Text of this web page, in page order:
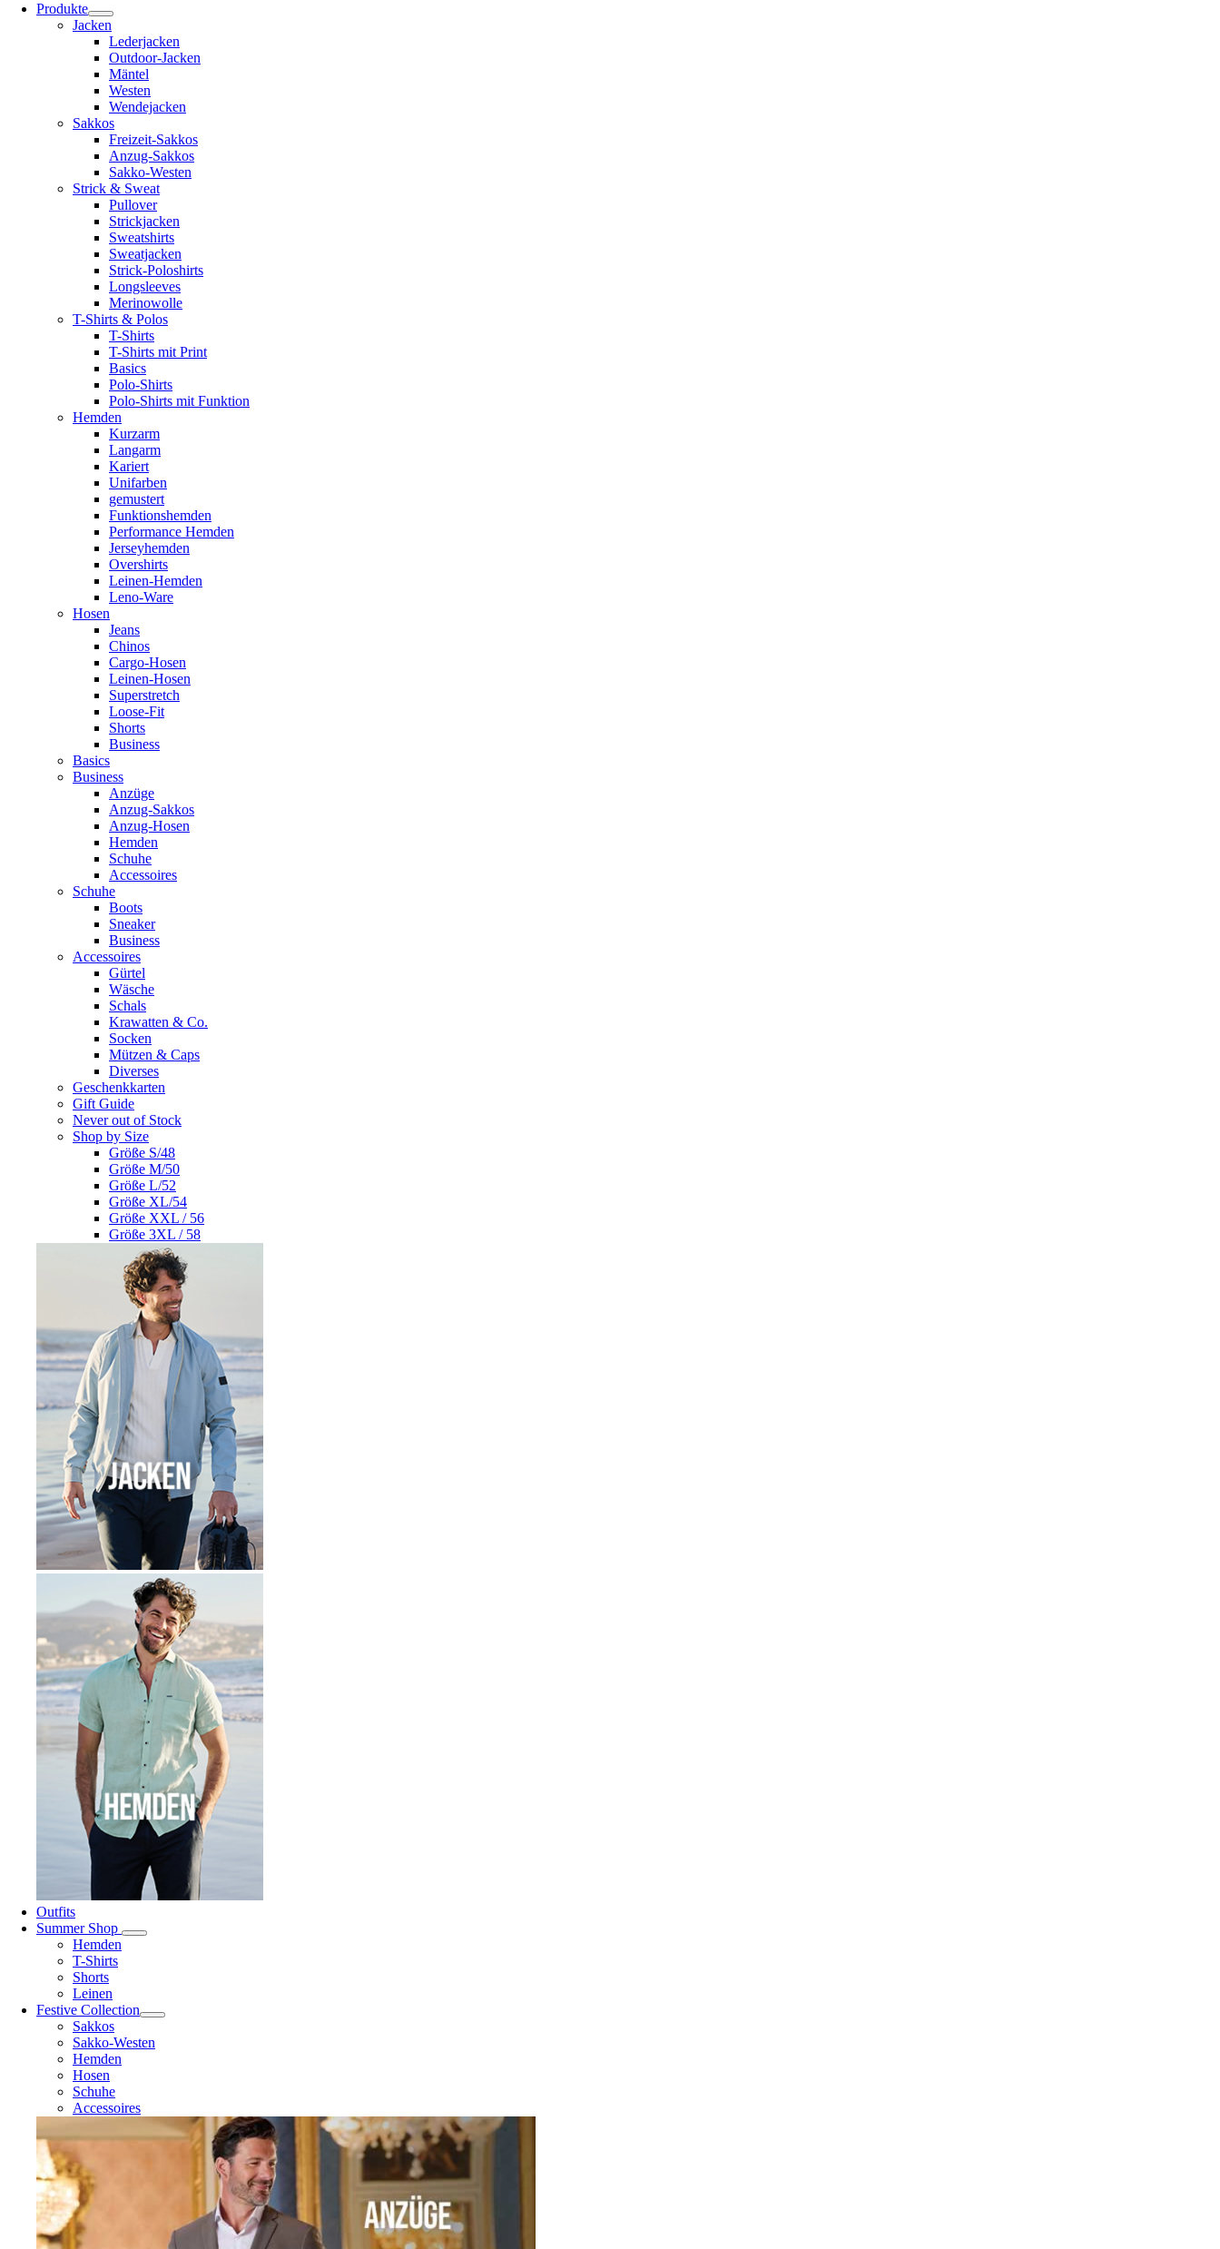
Produkte
Jacken
Lederjacken
Outdoor-Jacken
Mäntel
Westen
Wendejacken
Sakkos
Freizeit-Sakkos
Anzug-Sakkos
Sakko-Westen
Strick & Sweat
Pullover
Strickjacken
Sweatshirts
Sweatjacken
Strick-Poloshirts
Longsleeves
Merinowolle
T-Shirts & Polos
T-Shirts
T-Shirts mit Print
Basics
Polo-Shirts
Polo-Shirts mit Funktion
Hemden
Kurzarm
Langarm
Kariert
Unifarben
gemustert
Funktionshemden
Performance Hemden
Jerseyhemden
Overshirts
Leinen-Hemden
Leno-Ware
Hosen
Jeans
Chinos
Cargo-Hosen
Leinen-Hosen
Superstretch
Loose-Fit
Shorts
Business
Basics
Business
Anzüge
Anzug-Sakkos
Anzug-Hosen
Hemden
Schuhe
Accessoires
Schuhe
Boots
Sneaker
Business
Accessoires
Gürtel
Wäsche
Schals
Krawatten & Co.
Socken
Mützen & Caps
Diverses
Geschenkkarten
Gift Guide
Never out of Stock
Shop by Size
Größe S/48
Größe M/50
Größe L/52
Größe XL/54
Größe XXL / 56
Größe 3XL / 58
Outfits
Summer Shop
Hemden
T-Shirts
Shorts
Leinen
Festive Collection
Sakkos
Sakko-Westen
Hemden
Hosen
Schuhe
Accessoires